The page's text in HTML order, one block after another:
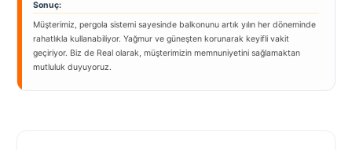
Sonuç:
Müşterimiz, pergola sistemi sayesinde balkonunu artık yılın her döneminde
rahatlıkla kullanabiliyor. Yağmur ve güneşten korunarak keyifli vakit
geçiriyor. Biz de Real olarak, müşterimizin memnuniyetini sağlamaktan
mutluluk duyuyoruz.